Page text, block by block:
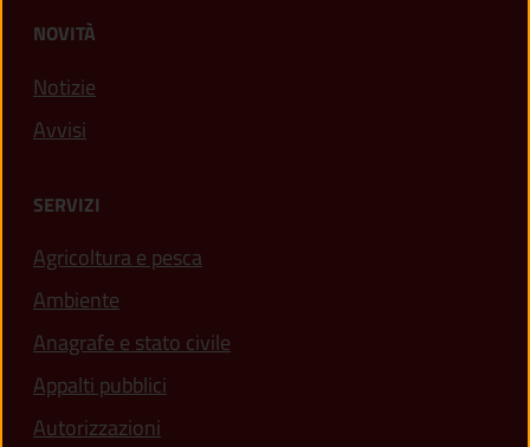
NOVITÀ
Notizie
Avvisi
SERVIZI
Agricoltura e pesca
Ambiente
Anagrafe e stato civile
Appalti pubblici
Autorizzazioni